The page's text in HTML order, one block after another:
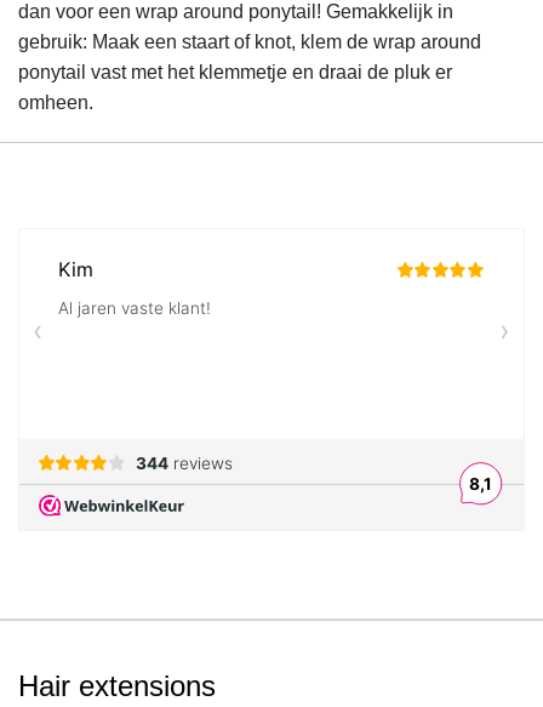
dan voor een wrap around ponytail! Gemakkelijk in
gebruik: Maak een staart of knot, klem de wrap around
ponytail vast met het klemmetje en draai de pluk er
omheen.
Hair extensions